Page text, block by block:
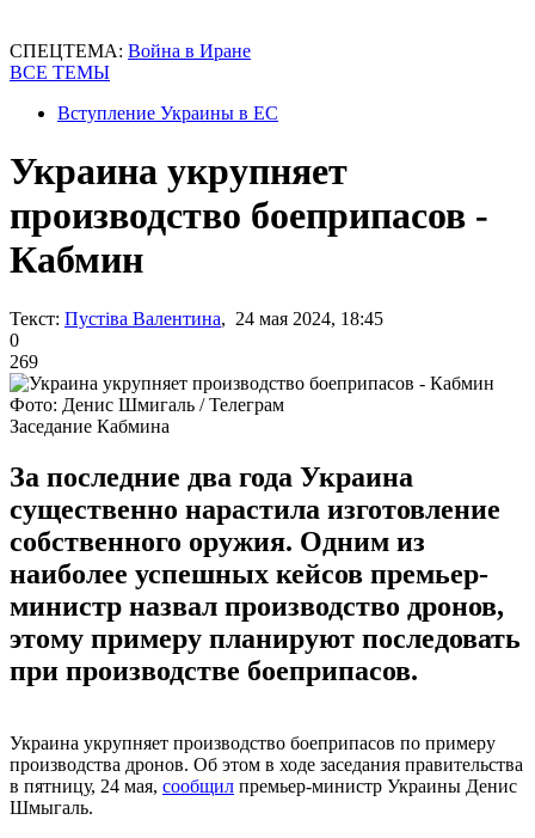
СПЕЦТЕМА: Война в Иране
ВСЕ ТЕМЫ
Вступление Украины в ЕС
Украина укрупняет
производство боеприпасов -
Кабмин
Текст: Пустіва Валентина, 24 мая 2024, 18:45
0
269
Фото: Денис Шмигаль / Телеграм
Заседание Кабмина
За последние два года Украина
существенно нарастила изготовление
собственного оружия. Одним из
наиболее успешных кейсов премьер-
министр назвал производство дронов,
этому примеру планируют последовать
при производстве боеприпасов.
Украина укрупняет производство боеприпасов по примеру
производства дронов. Об этом в ходе заседания правительства
в пятницу, 24 мая, сообщил премьер-министр Украины Денис
Шмыгаль.